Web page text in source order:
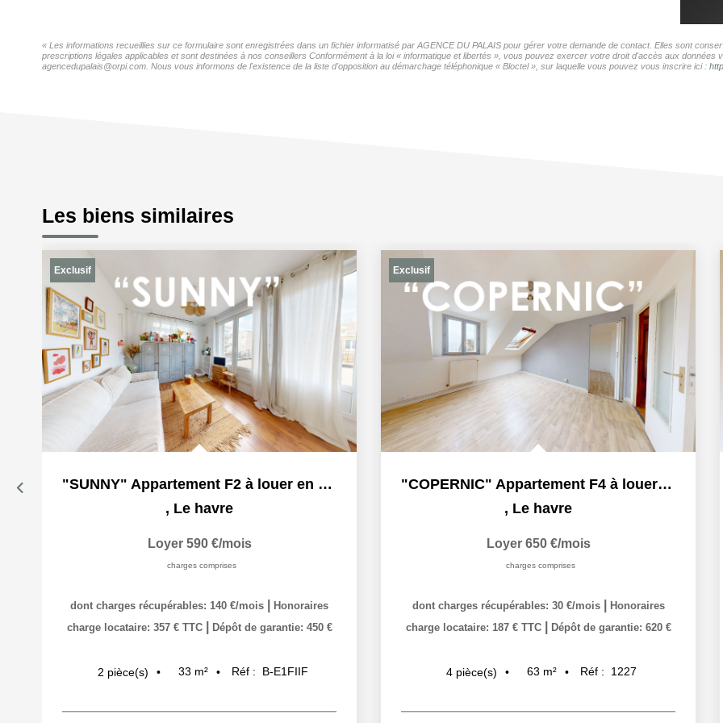
« Les informations recueillies sur ce formulaire sont enregistrées dans un fichier informatisé par AGENCE DU PALAIS pour gérer votre demande de contact. Elles sont
prescriptions légales applicables et sont destinées à nos conseillers Conformément à la loi « informatique et libertés », vous pouvez exercer votre droit d'accès aux
agencedupalais@orpi.com. Nous vous informons de l'existence de la liste d'opposition au démarchage téléphonique « Bloctel », sur laquelle vous pouvez vous inscrire ici :
Les biens similaires
Exclusif
"SUNNY" Appartement F2 à louer en exclusivité à Le Havre...
, Le havre
Loyer 590 €/mois
charges comprises
dont charges récupérables: 140 €/mois
Honoraires
charge locataire: 357 € TTC
Dépôt de garantie: 450 €
2 pièce(s) 33 m² Réf : B-E1FIIF
Exclusif
"COPERNIC" Appartement F4 à louer en exclusivité à Le...
, Le havre
Loyer 650 €/mois
charges comprises
dont charges récupérables: 30 €/mois
Honoraires
charge locataire: 187 € TTC
Dépôt de garantie: 620 €
4 pièce(s) 63 m² Réf : 1227